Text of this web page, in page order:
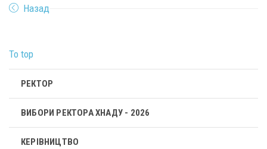
Назад
To top
РЕКТОР
ВИБОРИ РЕКТОРА ХНАДУ - 2026
КЕРІВНИЦТВО